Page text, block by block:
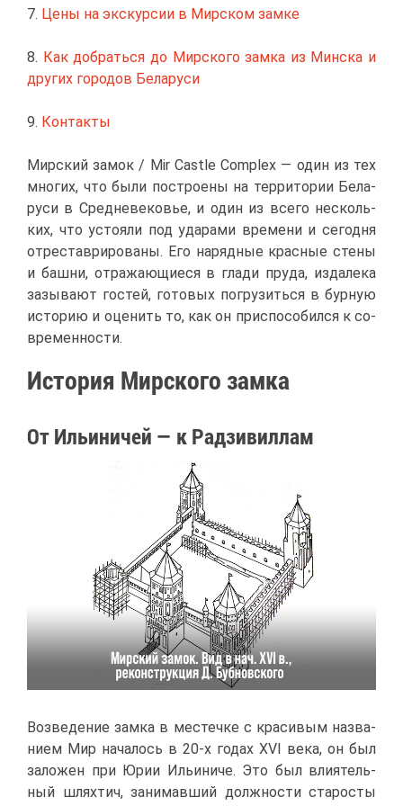
7. Це­ны на экс­кур­сии в Мир­ском зам­ке
8. Как до­брать­ся до Мир­ско­го зам­ка из Мин­ска и
дру­гих го­ро­дов Бе­ла­ру­си
9. Кон­так­ты
Мир­ский за­мок / Mir Castle Complex — один из тех
мно­гих, что бы­ли по­стро­е­ны на тер­ри­то­рии Бе­ла­
ру­си в Сред­не­ве­ко­вье, и один из все­го несколь­
ких, что усто­я­ли под уда­ра­ми вре­ме­ни и се­год­ня
от­ре­ста­ври­ро­ва­ны. Его на­ряд­ные крас­ные сте­ны
и баш­ни, от­ра­жа­ю­щи­е­ся в гла­ди пру­да, из­да­ле­ка
за­зы­ва­ют го­стей, го­то­вых по­гру­зить­ся в бур­ную
ис­то­рию и оце­нить то, как он при­спо­со­бил­ся к со­
вре­мен­но­сти.
Ис­то­рия Мир­ско­го зам­ка
От Ильи­ни­чей — к Рад­зи­вил­лам
Воз­ве­де­ние зам­ка в ме­стеч­ке с кра­си­вым на­зва­
ни­ем Мир на­ча­лось в 20-х го­дах XVI ве­ка, он был
за­ло­жен при Юрии Ильи­ни­че. Это был вли­я­тель­
ный шлях­тич, за­ни­мав­ший долж­но­сти ста­ро­сты